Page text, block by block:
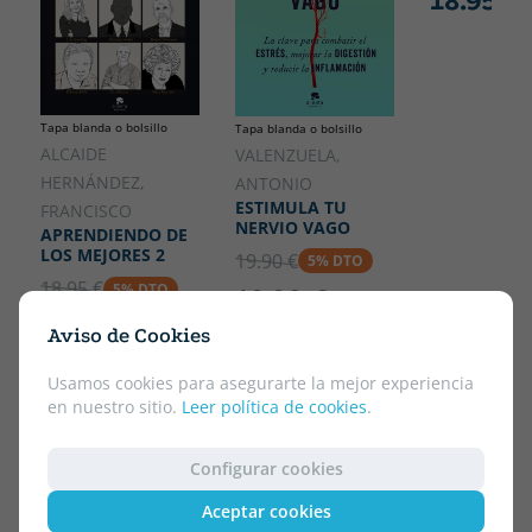
Aviso de Cookies
Usamos cookies para asegurarte la mejor experiencia
en nuestro sitio. Leer política de cookies.
Configurar cookies
Aceptar cookies
Tapa blanda o bolsillo
ALCAIDE
HERNÁNDEZ,
FRANCISCO
APRENDIENDO DE
LOS MEJORES 2
18.95 € 5% DTO
18.00 €
Tapa blanda o bolsillo
VALENZUELA,
ANTONIO
ESTIMULA TU
NERVIO VAGO
19.90 € 5% DTO
18.90 €